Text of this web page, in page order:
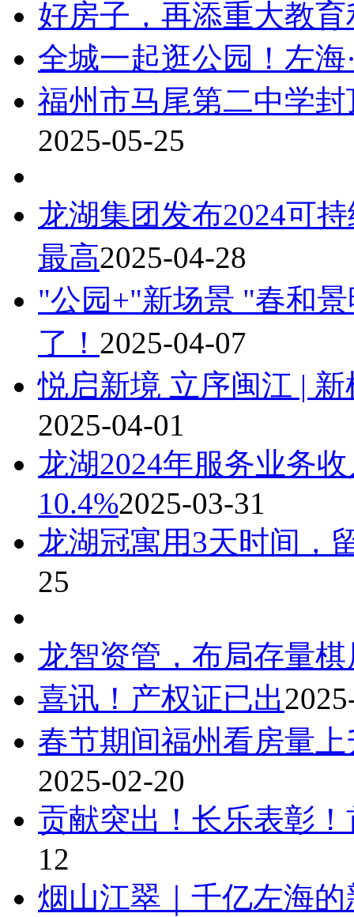
好房子，再添重大教
全城一起逛公园！左海
福州市马尾第二中学
2025-05-25
龙湖集团发布2024可
最高2025-04-28
"公园+"新场景 "春和
了！ 2025-04-07
悦启新境 立序闽江 |
2025-04-01
龙湖2024年服务业务
10.4%2025-03-31
龙湖冠寓用3天时间，
25
龙智资管，布局存量
喜讯！产权证已出
春节期间福州看房量
2025-02-20
贡献突出！长乐表彰
12
烟山江翠｜千亿左海